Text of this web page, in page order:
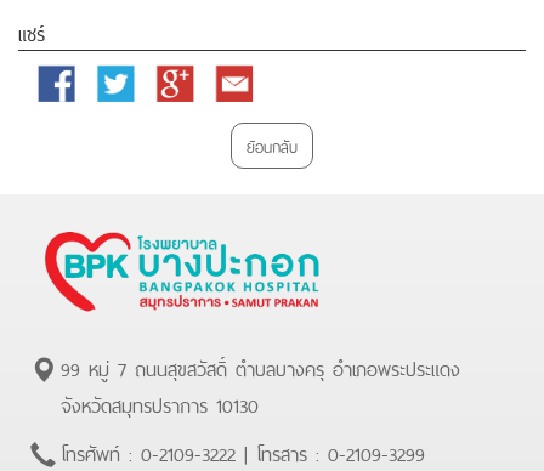
แชร์
Facebook Twitter
Google
Email
ย้อนกลับ
99 หมู่ 7 ถนนสุขสวัสดิ์ ตำบลบางครุ อำเภอพระประแดง
จังหวัดสมุทรปราการ 10130
โทรศัพท์ : 0-2109-3222 | โทรสาร : 0-2109-3299